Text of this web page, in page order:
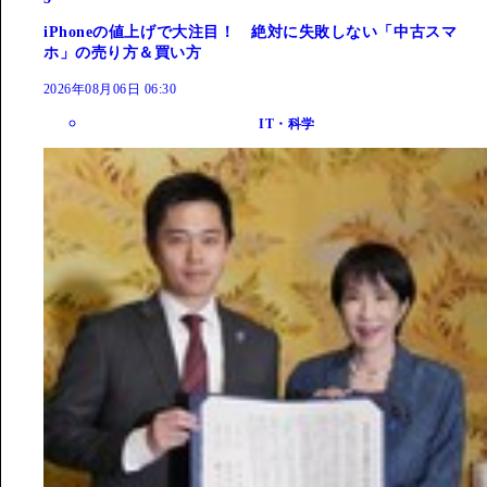
iPhoneの値上げで大注目！ 絶対に失敗しない「中古スマ
ホ」の売り方＆買い方
2026年08月06日 06:30
IT・科学